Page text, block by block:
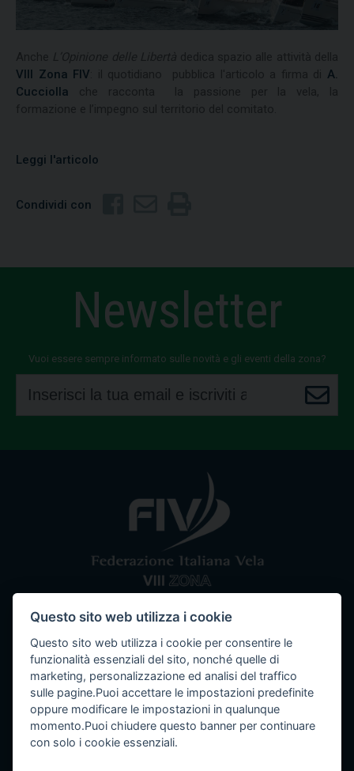
VIII Zona FIV : il quotidiano pubblica l'articolo a firma diA.
Cucciolla
Leggi l'articolo
Condividi con
Newsletter
Vuoi essere sempre informato sulle novità e gli eventi della zona?
Comitato VIII ZonaFederazione Italiana Vela
Tel / Fax: 080 5351067 Email: segreteria@ottavazona.org
ottavazona@pec.itStadio della Vittoria, 4 Bari (BA) - 70123
C.F. 95003780103
Questo sito web utilizza i cookie
Questo sito web utilizza i cookie per consentire le
funzionalità essenziali del sito, nonché quelle di
marketing, personalizzazione ed analisi del traffico
sulle pagine.Puoi accettare le impostazioni predefinite
oppure modificare le impostazioni in qualunque
momento.Puoi chiudere questo banner per continuare
con solo i cookie essenziali.